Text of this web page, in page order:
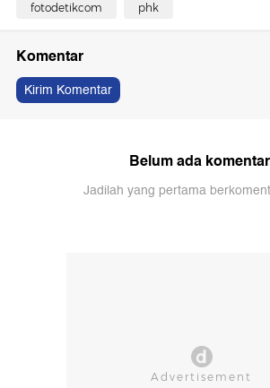
fotodetikcom phk
Komentar
Kirim Komentar
Belum ada
Jadilah yang pertama